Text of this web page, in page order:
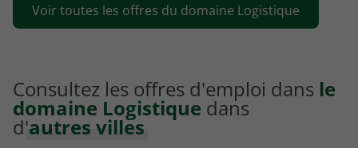
Emploi Gestionnaire de stock
Voir toutes les offres du domaine Logistique
Consultez les offres d'emploi dans le
domaine Logistique dans
d'autres villes